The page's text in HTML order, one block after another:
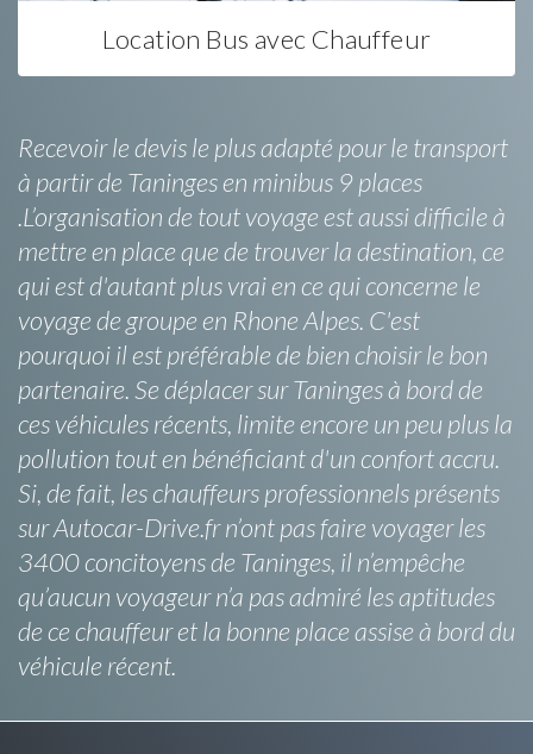
Location Bus avec Chauffeur
Recevoir le devis le plus adapté pour le transport
à partir de Taninges en minibus 9 places
.L’organisation de tout voyage est aussi difficile à
mettre en place que de trouver la destination, ce
qui est d'autant plus vrai en ce qui concerne le
voyage de groupe en Rhone Alpes. C'est
pourquoi il est préférable de bien choisir le bon
partenaire. Se déplacer sur Taninges à bord de
ces véhicules récents, limite encore un peu plus la
pollution tout en bénéficiant d'un confort accru.
Si, de fait, les chauffeurs professionnels présents
sur Autocar-Drive.fr n’ont pas faire voyager les
3400 concitoyens de Taninges, il n’empêche
qu’aucun voyageur n’a pas admiré les aptitudes
de ce chauffeur et la bonne place assise à bord du
véhicule récent.